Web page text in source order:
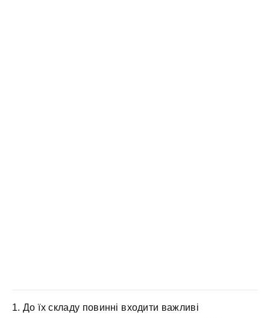
1. До їх складу повинні входити важливі